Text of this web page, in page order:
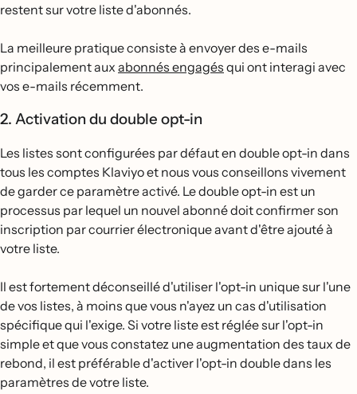
restent sur votre liste d'abonnés.
La meilleure pratique consiste à envoyer des e-mails
principalement aux abonnés engagés qui ont interagi avec
vos e-mails récemment.
2. Activation du double opt-in
Les listes sont configurées par défaut en double opt-in dans
tous les comptes Klaviyo et nous vous conseillons vivement
de garder ce paramètre activé. Le double opt-in est un
processus par lequel un nouvel abonné doit confirmer son
inscription par courrier électronique avant d'être ajouté à
votre liste.
Il est fortement déconseillé d'utiliser l'opt-in unique sur l'une
de vos listes, à moins que vous n'ayez un cas d'utilisation
spécifique qui l'exige. Si votre liste est réglée sur l'opt-in
simple et que vous constatez une augmentation des taux de
rebond, il est préférable d'activer l'opt-in double dans les
paramètres de votre liste.